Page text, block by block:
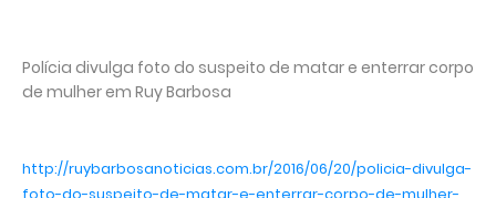
Polícia divulga foto do suspeito de matar e enterrar corpo
de mulher em Ruy Barbosa
http://ruybarbosanoticias.com.br/2016/06/20/policia-divulga-
foto-do-suspeito-de-matar-e-enterrar-corpo-de-mulher-